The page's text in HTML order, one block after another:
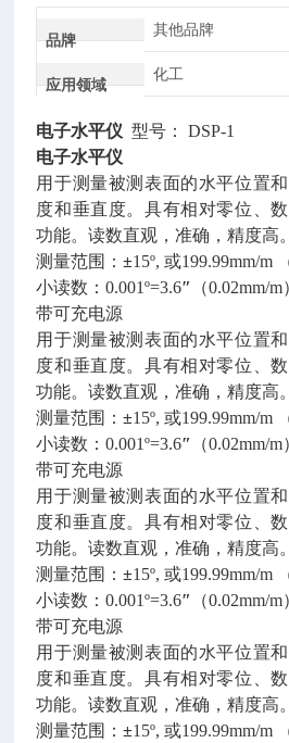
品牌
其他品牌
应用领域
化工
电子水平仪 型号： DSP-1
电子水平仪
用于测量被测表面的水平位置
度和垂直度。具有相对零位、
功能。读数直观，准确，精度高。
测量范围：±15º, 或199.99mm/m
小读数：0.001º=3.6″ （0.02mm/
带可充电源
用于测量被测表面的水平位置
度和垂直度。具有相对零位、
功能。读数直观，准确，精度高。
测量范围：±15º, 或199.99mm/m
小读数：0.001º=3.6″ （0.02mm/
带可充电源
用于测量被测表面的水平位置
度和垂直度。具有相对零位、
功能。读数直观，准确，精度高。
测量范围：±15º, 或199.99mm/m
小读数：0.001º=3.6″ （0.02mm/
带可充电源
用于测量被测表面的水平位置
度和垂直度。具有相对零位、
功能。读数直观，准确，精度高。
测量范围：±15º, 或199.99mm/m